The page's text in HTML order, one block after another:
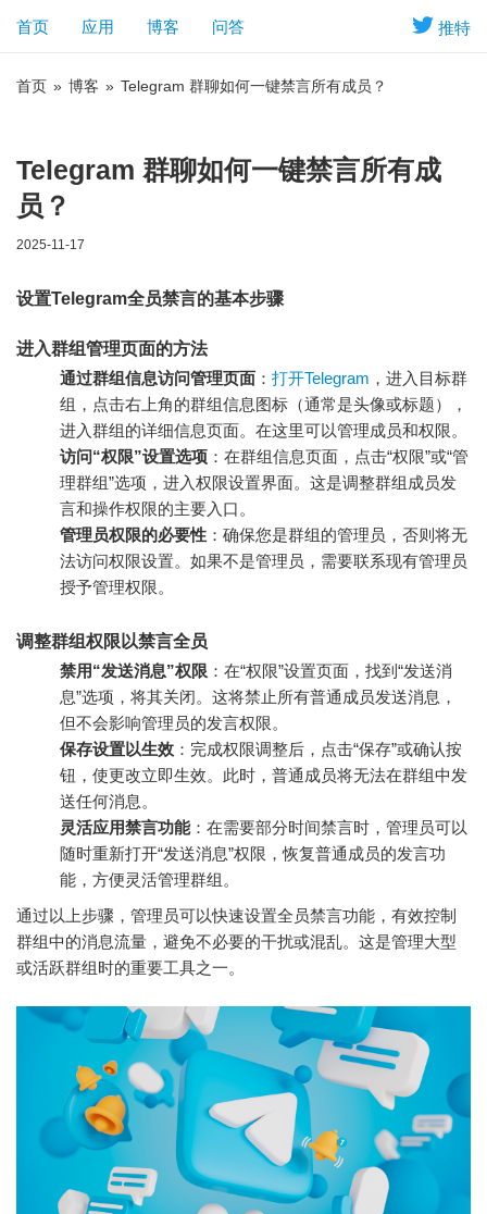
推特
首页 应用 博客 问答
首页 » 博客 » Telegram 群聊如何一键禁言所有成员？
Telegram 群聊如何一键禁言所有成
员？
2025-11-17
设置Telegram全员禁言的基本步骤
进入群组管理页面的方法
通过群组信息访问管理页面 ： 打开Telegram ，进入目标群
组，点击右上角的群组信息图标（通常是头像或标题），
进入群组的详细信息页面。在这里可以管理成员和权限。
访问“权限”设置选项 ：在群组信息页面，点击“权限”或“管
理群组”选项，进入权限设置界面。这是调整群组成员发
言和操作权限的主要入口。
管理员权限的必要性 ：确保您是群组的管理员，否则将无
法访问权限设置。如果不是管理员，需要联系现有管理员
授予管理权限。
调整群组权限以禁言全员
禁用“发送消息”权限 ：在“权限”设置页面，找到“发送消
息”选项，将其关闭。这将禁止所有普通成员发送消息，
但不会影响管理员的发言权限。
保存设置以生效 ：完成权限调整后，点击“保存”或确认按
钮，使更改立即生效。此时，普通成员将无法在群组中发
送任何消息。
灵活应用禁言功能：在需要部分时间禁言时，管理员可以
随时重新打开“发送消息”权限，恢复普通成员的发言功
能，方便灵活管理群组。
通过以上步骤，管理员可以快速设置全员禁言功能，有效控制
群组中的消息流量，避免不必要的干扰或混乱。这是管理大型
或活跃群组时的重要工具之一。